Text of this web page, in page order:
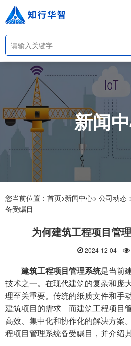
新闻
您当前位置：首页>新闻中心> 公司动态
备受瞩目
为何建筑工程项目管
2024-12-04
建筑工程项目管理系统是当前
技术之一。在现代建筑的复杂和庞
理至关重要。传统的纸质文件和手
建筑项目的需求，而建筑工程项目
高效、集中化和协作化的解决方案
程项目管理系统备受瞩目，并介绍